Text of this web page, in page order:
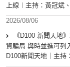
上線︱主持：黃冠斌
2026/08/06
《D100 新聞天地
資騙局 與時並進可列
D100新聞天地｜主持